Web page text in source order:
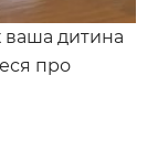
ваша дитина
про